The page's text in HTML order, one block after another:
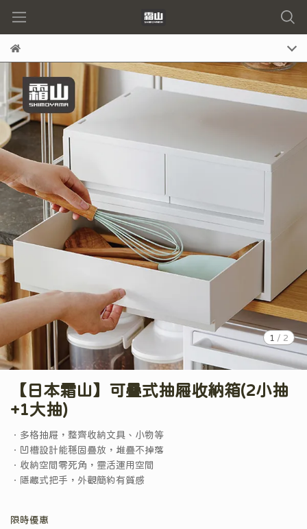
1 / 2
【日本霜山】可疊式抽屜收納箱(2小抽
+1大抽)
．多格抽屜，整齊收納文具、小物等
．凹槽設計能穩固疊放，堆疊不掉落
．收納空間零死角，靈活運用空間
．隱藏式把手，外觀簡約有質感
限時優惠